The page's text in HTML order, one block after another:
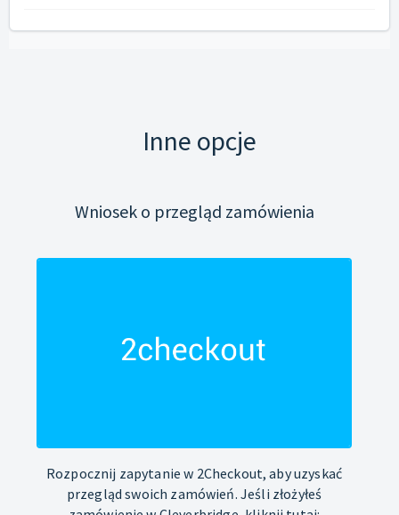
Inne opcje
Wniosek o przegląd zamówienia
Rozpocznij zapytanie w 2Checkout, aby uzyskać
przegląd swoich zamówień. Jeśli złożyłeś